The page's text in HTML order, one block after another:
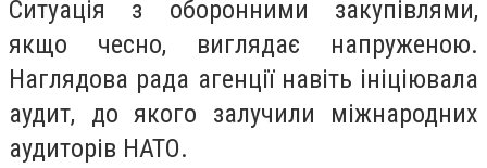
Ситуація з оборонними закупівлями,
якщо чесно, виглядає напруженою.
Наглядова рада агенції навіть ініціювала
аудит, до якого залучили міжнародних
аудиторів НАТО.